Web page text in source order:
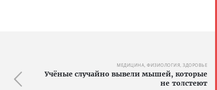
МЕДИЦИНА, ФИЗИОЛОГИЯ, ЗДОРОВЬЕ
Учёные случайно вывели мышей, которые
не толстеют